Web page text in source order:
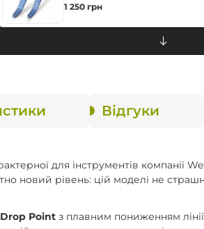
1 250 грн
Відгуки
для інструментів компанії
новий рівень: цій моделі не
Drop Point з плавним пониженням